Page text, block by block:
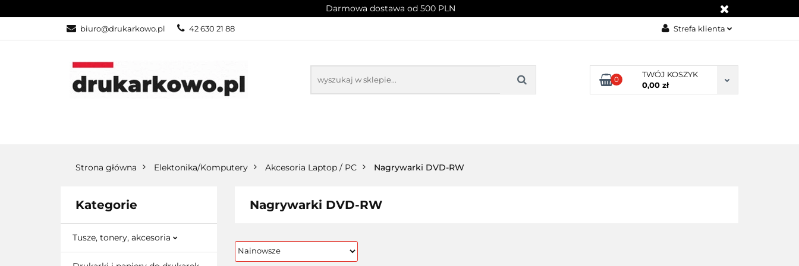
Darmowa dostawa od 500 PLN
biuro@drukarkowo.pl 42 630 21 88 Strefa klienta
Załóż konto
Dodaj zgłoszenie
0
TWÓJ KOSZYK
0,00 zł
KATEGORIE PROMOCJE NOWOŚCI BESTSELLERY BLOG KONTAKT
Strona główna Elektonika/Komputery Akcesoria Laptop / PC Nagrywarki DVD-RW
Kategorie
Tusze, tonery, akcesoria
Nagrywarki DVD-RW